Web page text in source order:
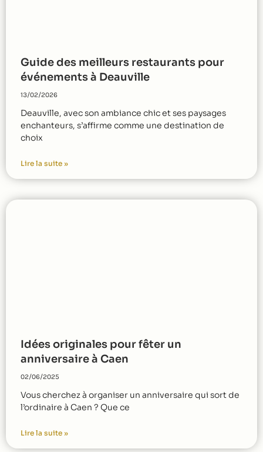
Guide des meilleurs restaurants pour
événements à Deauville
13/02/2026
Deauville, avec son ambiance chic et ses paysages
enchanteurs, s’affirme comme une destination de
choix
Lire la suite »
Idées originales pour fêter un
anniversaire à Caen
02/06/2025
Vous cherchez à organiser un anniversaire qui sort de
l’ordinaire à Caen ? Que ce
Lire la suite »